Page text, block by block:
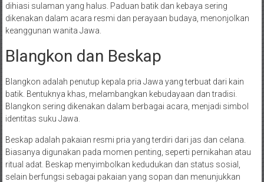
dihiasi sulaman yang halus. Paduan batik dan kebaya sering
dikenakan dalam acara resmi dan perayaan budaya, menonjolkan
keanggunan wanita Jawa.
Blangkon dan Beskap
Blangkon adalah penutup kepala pria Jawa yang terbuat dari kain
batik. Bentuknya khas, melambangkan kebudayaan dan tradisi.
Blangkon sering dikenakan dalam berbagai acara, menjadi simbol
identitas suku Jawa.
Beskap adalah pakaian resmi pria yang terdiri dari jas dan celana.
Biasanya digunakan pada momen penting, seperti pernikahan atau
ritual adat. Beskap menyimbolkan kedudukan dan status sosial,
selain berfungsi sebagai pakaian yang sopan dan menunjukkan